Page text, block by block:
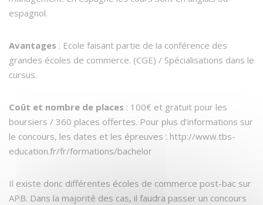
espagnol.
Avantages : Ecole faisant partie de la conférence des
grandes écoles de commerce. (CGE) / Spécialisations dans le
cursus.
Coût et nombre de places : 100€ et gratuit pour les
boursiers / 360 places offertes. Pour plus d’informations sur
le concours, les dates et les épreuves : http://www.tbs-
education.fr/fr/formations/bachelor
Il existe donc différentes écoles de commerce post-bac sur
APB. Dans la majorité des cas, il faudra passer un concours